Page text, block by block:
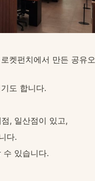
켓펀치에서 만든 공유
도 합니다.
, 일산점이 있고,
다.
수 있습니다.